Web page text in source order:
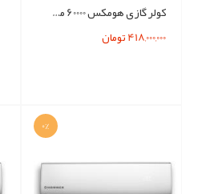
کولر گازي هومکس 60000 مدل HOMMEX H60CH-5015FS
418,000,000 تومان
0%